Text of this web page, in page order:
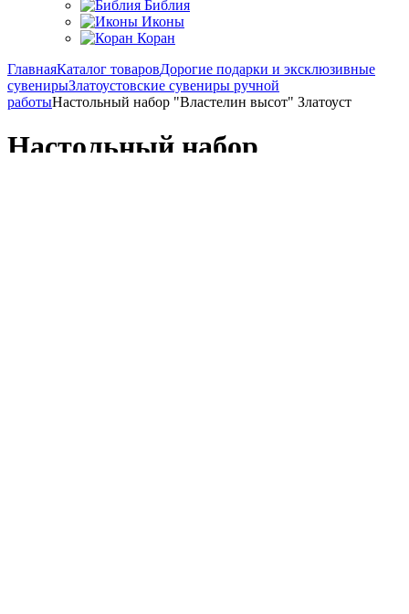
Библия
Иконы
Коран
ГлавнаяКаталог товаровДорогие подарки и эксклюзивные
сувенирыЗлатоустовские сувениры ручной
работыНастольный набор "Властелин высот" Златоуст
Настольный набор